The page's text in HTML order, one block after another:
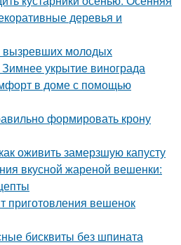
деревья и
вызревших молодых
укрытие винограда
в доме с помощью
формировать крону
оживить замерзшую капусту
вкусной жареной вешенки:
приготовления вешенок
бисквиты без шпината